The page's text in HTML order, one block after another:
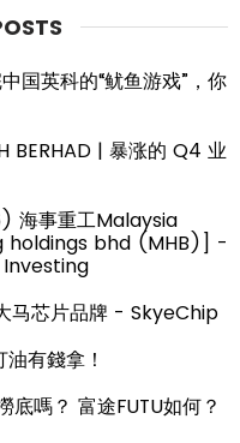
国英科的“鱿鱼游戏”，你
BERHAD | 暴涨的 Q4 业
海事重工Malaysia
holdings bhd (MHB)] -
马芯片品牌 - SkyeChip
有錢拿！
嗎？ 富途FUTU如何？